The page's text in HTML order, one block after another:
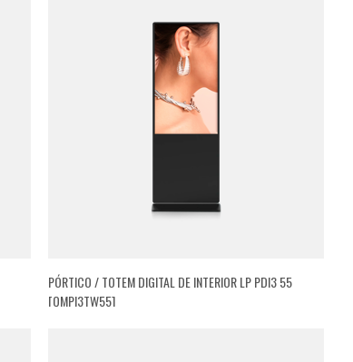
PÓRTICO / TOTEM DIGITAL DE INTERIOR LP PDI3 55
[QMPI3TW55]